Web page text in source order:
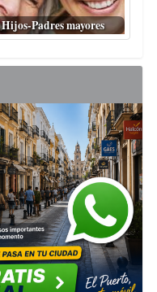
Hijos-Padres mayores